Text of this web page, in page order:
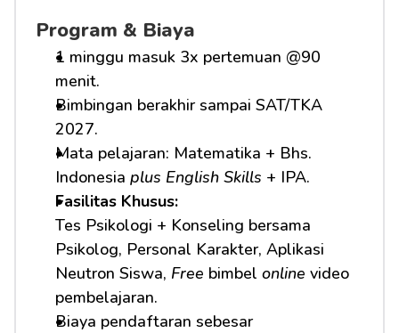
Program & Biaya
1 minggu masuk 3x pertemuan @90
menit.
Bimbingan berakhir sampai SAT/TKA
2027.
Mata pelajaran: Matematika + Bhs.
Indonesia plus English Skills + IPA.
Fasilitas Khusus:
Tes Psikologi + Konseling bersama
Psikolog, Personal Karakter, Aplikasi
Neutron Siswa, Free bimbel online video
pembelajaran.
Biaya pendaftaran sebesar